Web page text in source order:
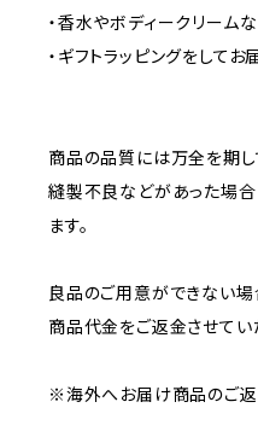
・香水やボディークリーム
・ギフトラッピングをしてお
商品の品質には万全を期し
縫製不良などがあった場合
ます。
良品のご用意ができない場
商品代金をご返金させてい
※海外へお届け商品のご返